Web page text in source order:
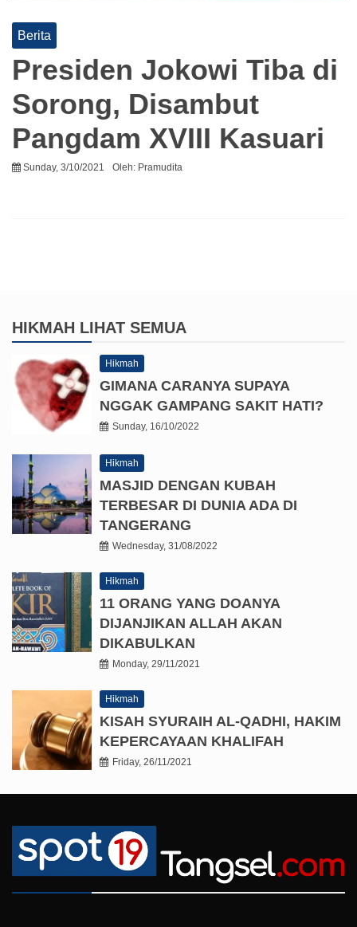
Berita
Presiden Jokowi Tiba di
Sorong, Disambut
Pangdam XVIII Kasuari
Sunday, 3/10/2021 Oleh: Pramudita
HIKMAH LIHAT SEMUA
Hikmah
GIMANA CARANYA SUPAYA
NGGAK GAMPANG SAKIT HATI?
Sunday, 16/10/2022
Hikmah
MASJID DENGAN KUBAH
TERBESAR DI DUNIA ADA DI
TANGERANG
Wednesday, 31/08/2022
Hikmah
11 ORANG YANG DOANYA
DIJANJIKAN ALLAH AKAN
DIKABULKAN
Monday, 29/11/2021
Hikmah
KISAH SYURAIH AL-QADHI, HAKIM
KEPERCAYAAN KHALIFAH
Friday, 26/11/2021